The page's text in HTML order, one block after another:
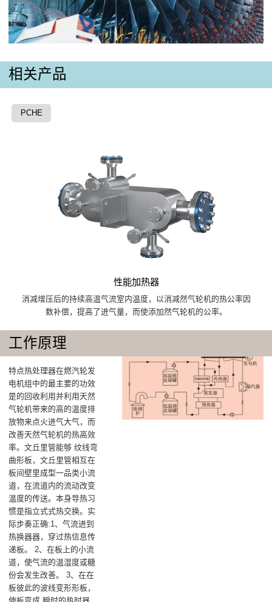
相关产品
PCHE
性能加热器
消减增压后的持续高温气流室内温度，以消减然气轮机的热公率因
数补偿，提高了进气量，而使添加然气轮机的公率。
工作原理
特点热处理器在燃汽轮发
电机组中的最主要的功效
是的回收利用并利用天然
气轮机带来的高的温度排
放物来点火进气大气，而
改善天然气轮机的热高效
率‌。文丘里管能够 纹线弯
曲形板，文丘里管相互在
板间壁里成型一品类小流
道，在流道内的流动改变
温度的传送。本身导热习
惯是指立式式热交换。实
际步奏正确:1、气流进到
热换器器，穿过热信息传
递板。 2、在板上的小流
道，使气流的温湿度或糖
份会发生改善。 3、在在
板彼此的波线变形形板，